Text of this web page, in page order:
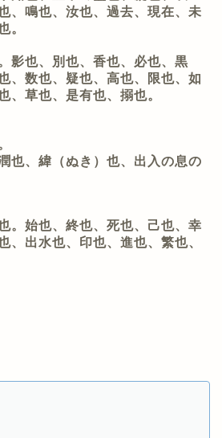
、鳴也、汝也、過去、現在、未
。
影也、別也、香也、必也、黒
、数也、疑也、高也、限也、如
、草也、是有也、搦也。
也、緯（ぬき）也、出入の息の
。 始也、終也、死也、己也、幸
、出水也、印也、進也、繁也、